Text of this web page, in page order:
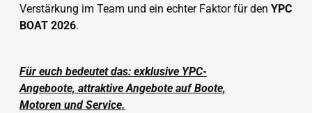
Verstärkung im Team und ein echter Faktor für den YPC
BOAT 2026.
Für euch bedeutet das: exklusive YPC-
Angeboote, attraktive Angebote auf Boote,
Motoren und Service.